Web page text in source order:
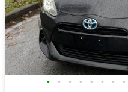
• • • • • • • •